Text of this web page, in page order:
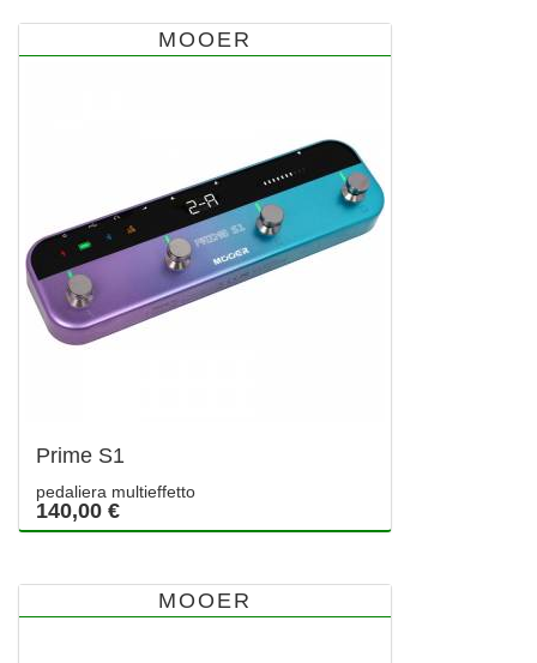
MOOER
Prime S1
pedaliera multieffetto
140,00 €
MOOER